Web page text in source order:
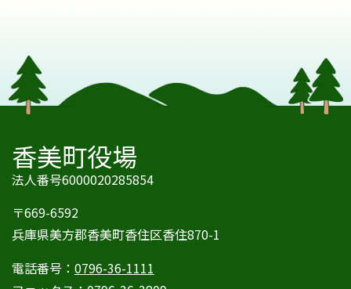
香美町役場
法人番号6000020285854
〒669-6592
兵庫県美方郡香美町香住区香住870-1
電話番号： 0796-36-1111